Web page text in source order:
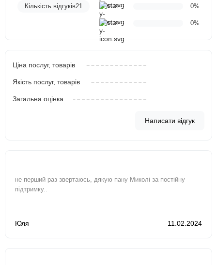
Кількість відгуків21 0%
0%
Ціна послуг, товарів
Якість послуг, товарів
Загальна оцінка
Написати відгук
не перший раз звертаюсь, дякую пану Миколі за постійну
підтримку..
Юля 11.02.2024